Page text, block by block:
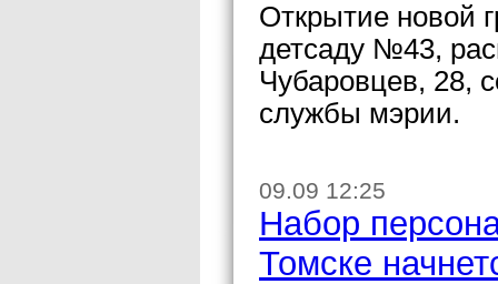
Открытие новой
детсаду №43,
Чубаровцев, 28,
службы мэрии.
09.09 12:25
Набор
Томске